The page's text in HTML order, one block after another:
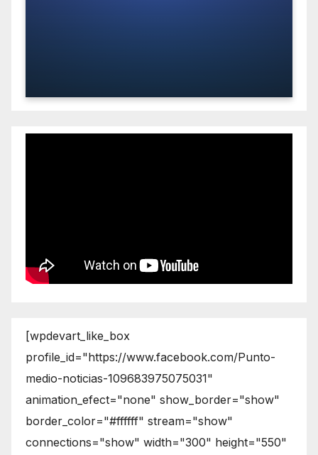
[wpdevart_like_box
profile_id="https://www.facebook.com/Punto-
medio-noticias-109683975075031"
animation_efect="none" show_border="show"
border_color="#ffffff" stream="show"
connections="show" width="300" height="550"